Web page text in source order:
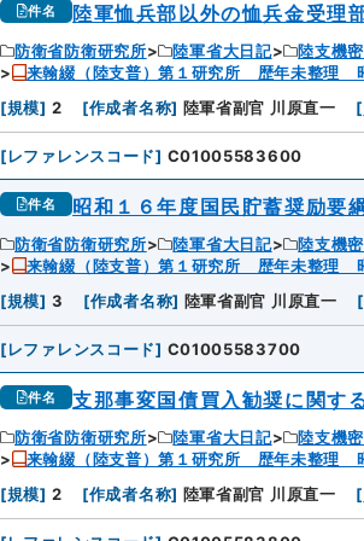
件名 陸軍恤兵部以外の恤兵金受理
防衛省防衛研究所 陸軍省大日記 陸支機
来翰綴（陸支普）第１研究所 歴年未整理
[規模] 2 [作成者名称] 陸軍省副官 川原直一 [
[レファレンスコード] C01005583600
件名 昭和１６年度国民貯蓄奨励要
防衛省防衛研究所 陸軍省大日記 陸支機
来翰綴（陸支普）第１研究所 歴年未整理
[規模] 3 [作成者名称] 陸軍省副官 川原直一 [
[レファレンスコード] C01005583700
件名 支那事変国債買入勧奨に関す
防衛省防衛研究所 陸軍省大日記 陸支機
来翰綴（陸支普）第１研究所 歴年未整理
[規模] 2 [作成者名称] 陸軍省副官 川原直一 [